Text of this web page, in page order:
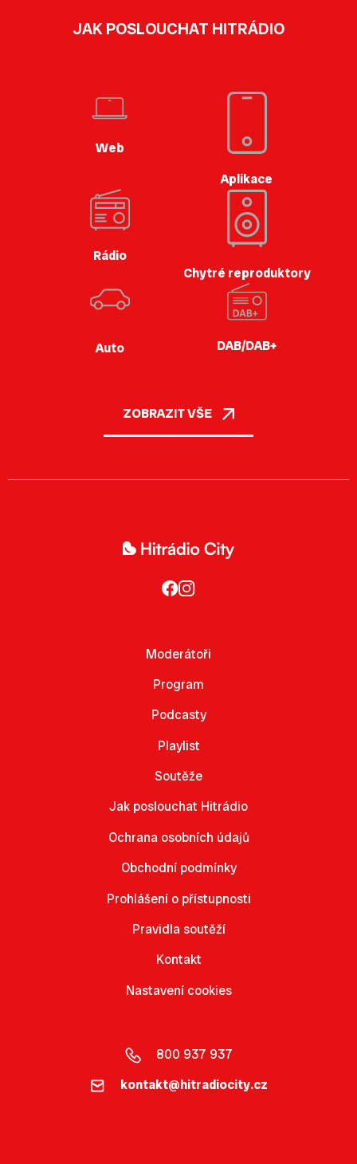
JAK POSLOUCHAT HITRÁDIO
Web
Aplikace
Rádio
Chytré reproduktory
Auto DAB/DAB+
ZOBRAZIT VŠE
Moderátoři
Program
Podcasty
Playlist
Soutěže
Jak poslouchat Hitrádio
Ochrana osobních údajů
Obchodní podmínky
Prohlášení o přístupnosti
Pravidla soutěží
Kontakt
Nastavení cookies
800 937 937
kontakt@hitradiocity.cz